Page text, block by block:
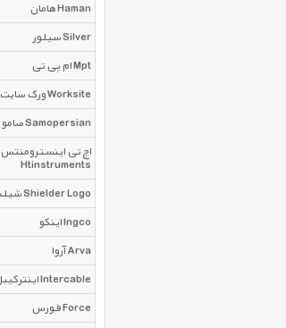
هامان Haman
سیلور Silver
ام پی تی Mpt
ورک سایت Worksite
صامو پرشین Samopersian
اچ تی اینسترومنتس
Htinstruments
شیلدر Shielder Logo
اینکو Ingco
آروا Arva
اینترکیبل Intercable
فورس Force